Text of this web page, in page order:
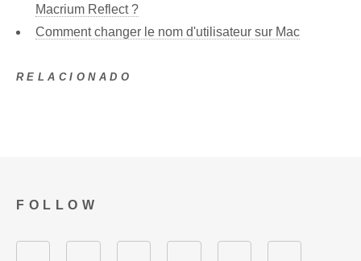
Macrium Reflect ?
Comment changer le nom d'utilisateur sur Mac
RELACIONADO
FOLLOW